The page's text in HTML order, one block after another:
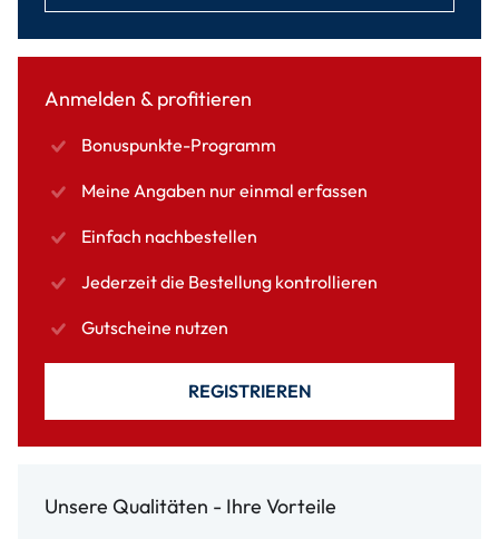
Anmelden & profitieren
Bonuspunkte-Programm
Meine Angaben nur einmal erfassen
Einfach nachbestellen
Jederzeit die Bestellung kontrollieren
Gutscheine nutzen
REGISTRIEREN
Unsere Qualitäten - Ihre Vorteile